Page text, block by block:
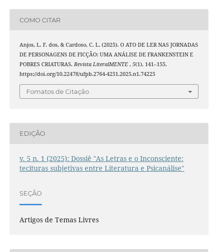
COMO CITAR
Anjos, L. F. dos, & Cardoso, C. L. (2025). O ATO DE LER NAS JORNADAS
DE PERSONAGENS DE FICÇÃO: UMA ANÁLISE DE FRANKENSTEIN E
POBRES CRIATURAS. Revista LiteralMENTE , 5(1), 141–155.
https://doi.org/10.22478/ufpb.2764-4251.2025.n1.74225
Fomatos de Citação
EDIÇÃO
v. 5 n. 1 (2025): Dossiê "As Letras e o Inconsciente:
tecituras subjetivas entre Literatura e Psicanálise"
SEÇÃO
Artigos de Temas Livres